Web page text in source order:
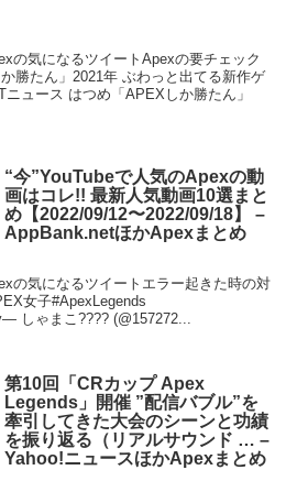
の気になるツイートApexの要チェック
勝たん」2021年 ぶわっと出てる新作ゲ
ュース はつめ「APEXしか勝たん」
“今”YouTubeで人気のApexの動
画はコレ!! 最新人気動画10選まと
め【2022/09/12〜2022/09/18】 –
AppBank.netほかApexまとめ
の気になるツイートエラー起きた時の対
女子#ApexLegends
しゃまこ???? (@157272...
第10回「CRカップ Apex
Legends」開催 ”配信バブル”を
牽引してきた大会のシーンと功績
を振り返る（リアルサウンド … –
Yahoo!ニュースほかApexまとめ